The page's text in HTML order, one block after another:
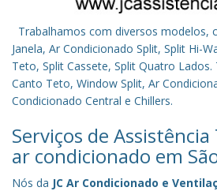
Trabalhamos com diversos modelos,
Janela, Ar Condicionado Split, Split Hi-
Teto, Split Cassete, Split Quatro
Canto Teto, Window Split, Ar
Condicionado Central e Chillers.
Serviços de
ar condicionado em
Nós da JC Ar Condicionado e